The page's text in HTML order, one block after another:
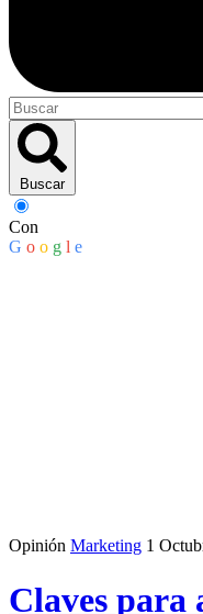
Buscar
Con
G o o g l e
Opinión Marketing 1
Claves para